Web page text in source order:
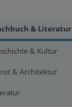
& Literatur
& Kultur
& Architektur